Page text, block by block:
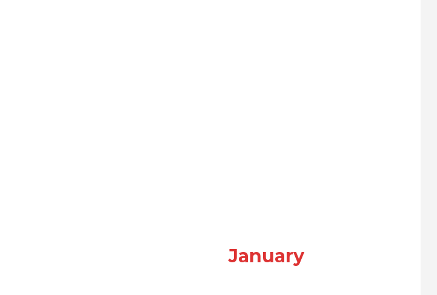
January